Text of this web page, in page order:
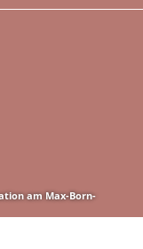
am Max-Born-